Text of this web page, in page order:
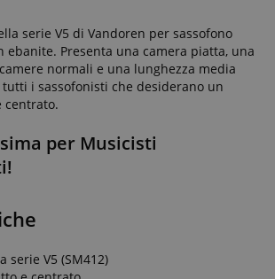
serie V5 di Vandoren per sassofono
ebanite. Presenta una camera piatta, una
normali e una lunghezza media
tutti i sassofonisti che desiderano un
centrato.
per Musicisti
serie V5 (SM412)